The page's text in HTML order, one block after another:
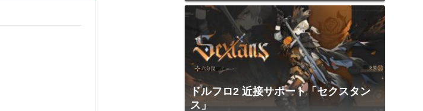
ドルフロ2 近接サポート「セクスタン
ス」